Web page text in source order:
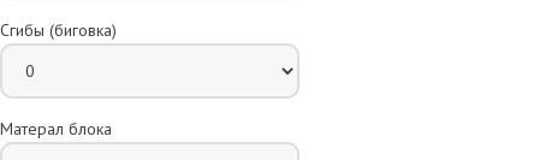
Сгибы (биговка)
Матерал блока